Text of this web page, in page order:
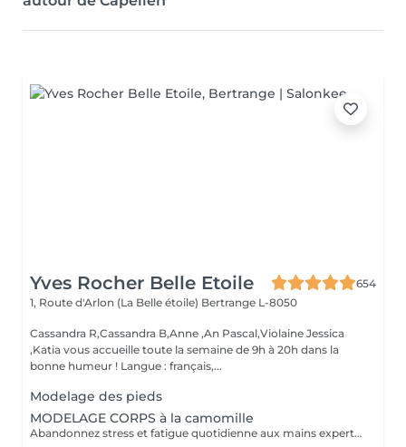
Yves Rocher Belle Etoile
654
1, Route d'Arlon (La Belle étoile) Bertrange L-8050
Cassandra R,Cassandra B,Anne ,An Pascal,Violaine Jessica
,Katia vous accueille toute la semaine de 9h à 20h dans la
bonne humeur ! Langue : français,...
Modelage des pieds
MODELAGE CORPS à la camomille
Abandonnez stress et fatigue quotidienne aux mains expertes de notre estheticienne. Sa gestuelle manuelle libere instantanement chacun de vos points de tension depuis les pieds jusqu à la nuque Le doux parfum fleuri de la camomille enveloppe votre corps et apaise vos sens et votre esprit. lacher prise dans un incroyable moment de detente . Vous etes apaisée et detendue.